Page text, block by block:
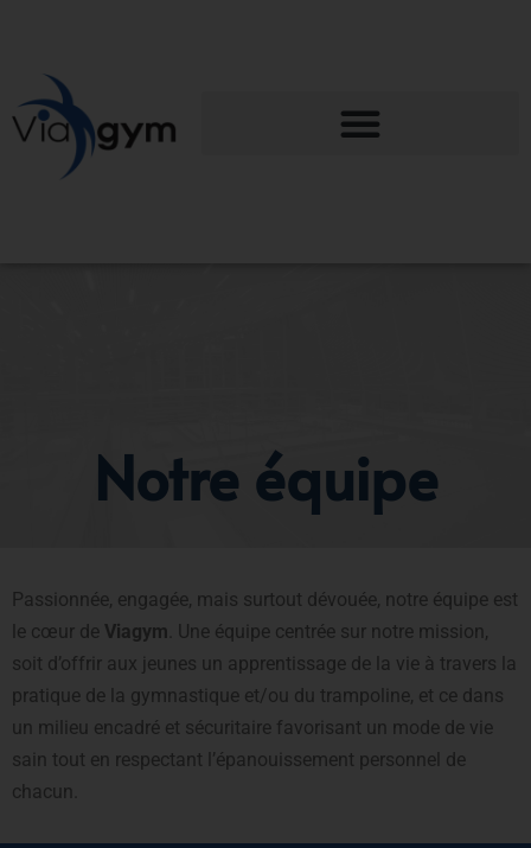
Notre équipe
Passionnée, engagée, mais surtout dévouée, notre équipe est
le cœur de Viagym . Une équipe centrée sur notre mission,
soit d’offrir aux jeunes un apprentissage de la vie à travers la
pratique de la gymnastique et/ou du trampoline, et ce dans
un milieu encadré et sécuritaire favorisant un mode de vie
sain tout en respectant l’épanouissement personnel de
chacun.